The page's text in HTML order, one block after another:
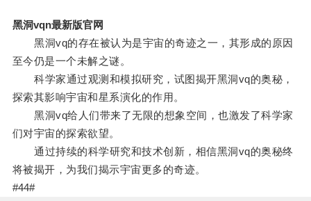
黑洞vqn最新版官网
黑洞vq的存在被认为是宇宙的奇迹之一，其形成的原因
至今仍是一个未解之谜。
科学家通过观测和模拟研究，试图揭开黑洞vq的奥秘，
探索其影响宇宙和星系演化的作用。
黑洞vq给人们带来了无限的想象空间，也激发了科学家
们对宇宙的探索欲望。
通过持续的科学研究和技术创新，相信黑洞vq的奥秘终
将被揭开，为我们揭示宇宙更多的奇迹。
#44#